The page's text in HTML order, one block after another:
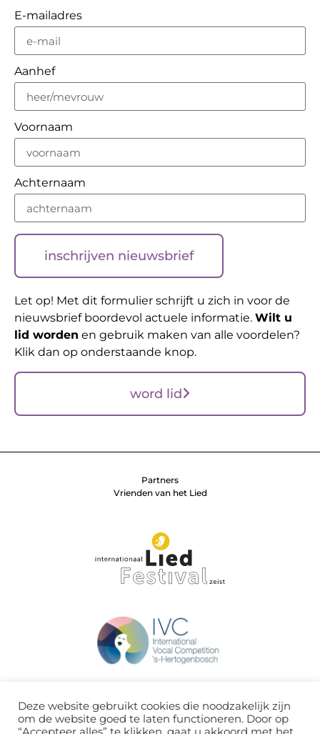
E-mailadres
Aanhef
Voornaam
Achternaam
inschrijven nieuwsbrief
Let op! Met dit formulier schrijft u zich in voor de
nieuwsbrief boordevol actuele informatie. Wilt u
lid worden en gebruik maken van alle voordelen?
Klik dan op onderstaande knop.
word lid
Partners
Vrienden van het Lied
Deze website gebruikt cookies die noodzakelijk zijn
om de website goed te laten functioneren. Door op